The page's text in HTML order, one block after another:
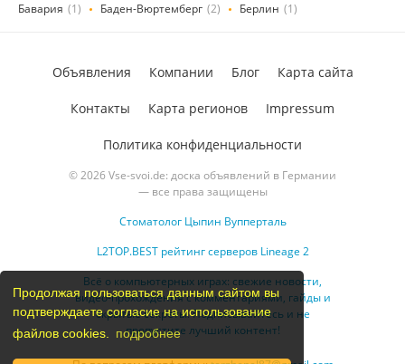
Продолжая пользоваться данным сайтом вы
подтверждаете согласие на использование
файлов cookies.
подробнее
Бавария (1) Баден-Вюртемберг (2) Берлин (1)
© 2026 Vse-svoi.de: доска объявлений в Германии
— все права защищены
Стоматолог Цыпин Вупперталь
L2TOP.BEST рейтинг серверов Lineage 2
Всё о компьютерных играх: свежие новости,
видео-прохождения с комментариями, гайды и
скрытые секреты. Подписывайтесь и не
пропустите лучший контент!
Объявления Компании Блог Карта сайта
Контакты Карта регионов Impressum
Политика конфиденциальности